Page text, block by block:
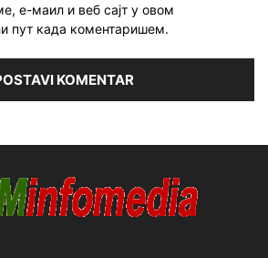
е-маил и веб сајт у овом
пут када коментаришем.